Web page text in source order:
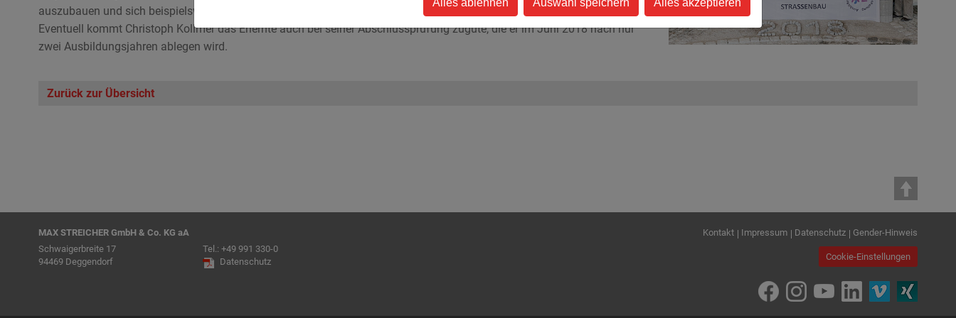
auszubauen und sich beispielsweise bei Wettbewerben erfolgreich zu schlagen.
Eventuell kommt Christoph Kollmer das Erlernte auch bei seiner Abschlussprüfung zugute, die er im Juni 2018 nach nur
zwei Ausbildungsjahren ablegen wird.
Zurück zur Übersicht
MAX STREICHER GmbH & Co. KG aA
Schwaigerbreite 17
94469 Deggendorf
Tel.: +49 991 330-0
Datenschutz
Kontakt Impressum Datenschutz Gender-Hinweis
Cookie-Einstellungen
Alles ablehnen Auswahl speichern Alles akzeptieren